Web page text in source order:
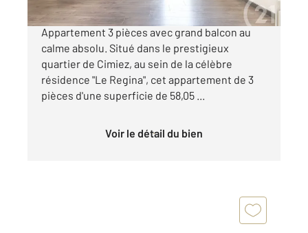
Nice Cimiez Résidence Le Regina
Appartement 3 pièces avec grand balcon au
calme absolu. Situé dans le prestigieux
quartier de Cimiez, au sein de la célèbre
résidence "Le Regina", cet appartement de 3
pièces d'une superficie de 58,05 ...
Voir le détail du bien